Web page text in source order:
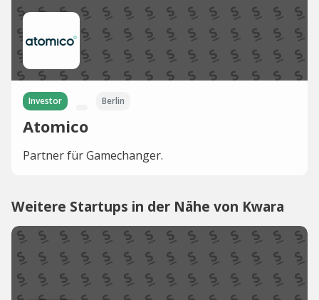
Investor Berlin
Atomico
Partner für Gamechanger.
Weitere Startups in der Nähe von Kwara